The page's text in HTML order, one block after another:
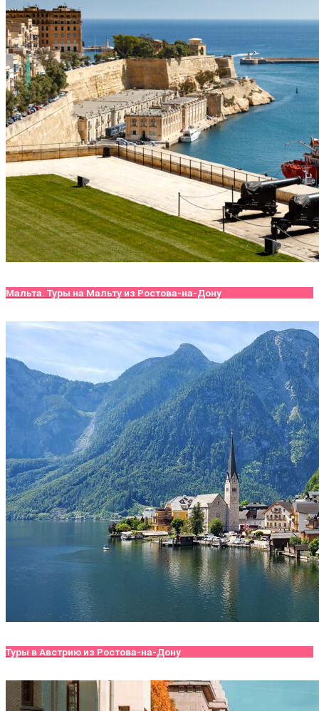
Мальта. Туры на Мальту из Ростова-на-Дону
Туры в Австрию из Ростова-на-Дону